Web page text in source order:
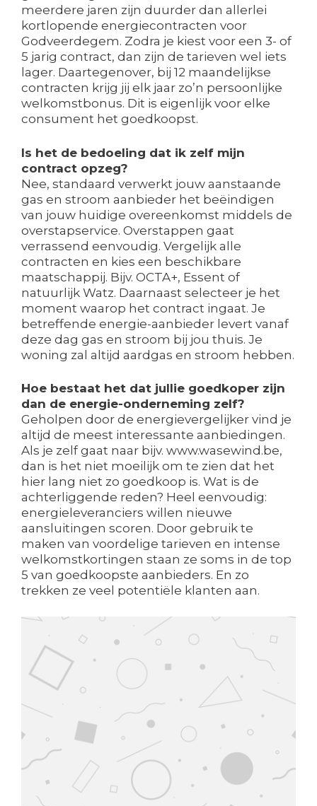
meerdere jaren zijn duurder dan allerlei
kortlopende energiecontracten voor
Godveerdegem. Zodra je kiest voor een 3- of
5 jarig contract, dan zijn de tarieven wel iets
lager. Daartegenover, bij 12 maandelijkse
contracten krijg jij elk jaar zo’n persoonlijke
welkomstbonus. Dit is eigenlijk voor elke
consument het goedkoopst.
Is het de bedoeling dat ik zelf mijn
contract opzeg?
Nee, standaard verwerkt jouw aanstaande
gas en stroom aanbieder het beëindigen
van jouw huidige overeenkomst middels de
overstapservice. Overstappen gaat
verrassend eenvoudig. Vergelijk alle
contracten en kies een beschikbare
maatschappij. Bijv. OCTA+, Essent of
natuurlijk Watz. Daarnaast selecteer je het
moment waarop het contract ingaat. Je
betreffende energie-aanbieder levert vanaf
deze dag gas en stroom bij jou thuis. Je
woning zal altijd aardgas en stroom hebben.
Hoe bestaat het dat jullie goedkoper zijn
dan de energie-onderneming zelf?
Geholpen door de energievergelijker vind je
altijd de meest interessante aanbiedingen.
Als je zelf gaat naar bijv. www.wasewind.be,
dan is het niet moeilijk om te zien dat het
hier lang niet zo goedkoop is. Wat is de
achterliggende reden? Heel eenvoudig:
energieleveranciers willen nieuwe
aansluitingen scoren. Door gebruik te
maken van voordelige tarieven en intense
welkomstkortingen staan ze soms in de top
5 van goedkoopste aanbieders. En zo
trekken ze veel potentiële klanten aan.